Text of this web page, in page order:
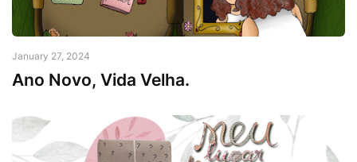
January 27, 2024
Ano Novo, Vida Velha.